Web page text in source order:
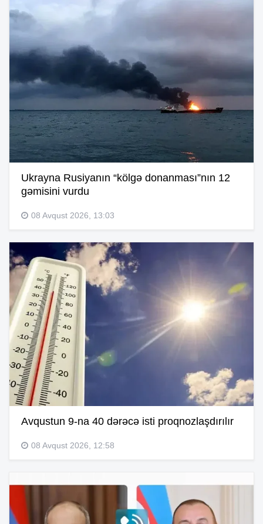
Ukrayna Rusiyanın “kölgə donanması”nın 12
gəmisini vurdu
08 Avqust 2026, 13:03
Avqustun 9-na 40 dərəcə isti proqnozlaşdırılır
08 Avqust 2026, 12:58